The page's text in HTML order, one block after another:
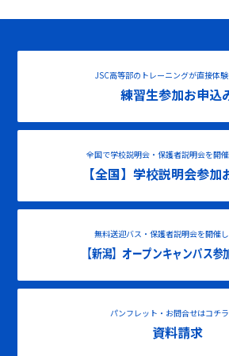
JSC高等部のトレーニングが直接体
練習生参加お申込
全国で学校説明会・保護者説明会を開
【全国】学校説明会参加
無料送迎バス・保護者説明会を開催
【新潟】オープンキャンパス参
パンフレット・お問合せはコチ
資料請求